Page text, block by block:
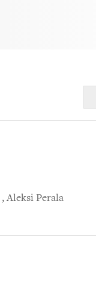
,Aleksi Perala